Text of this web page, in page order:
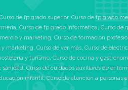
Curso de fp grado superior, Curso de fp grado
, Curso de fp grado informatica, Curso de
y marketing, Curso de formacion
y marketing, Curso de ver más, Curso de
y turismo, Curso de cocina y
sanidad, Curso de cuidados auxiliares de
infantil,Curso de atención a personas